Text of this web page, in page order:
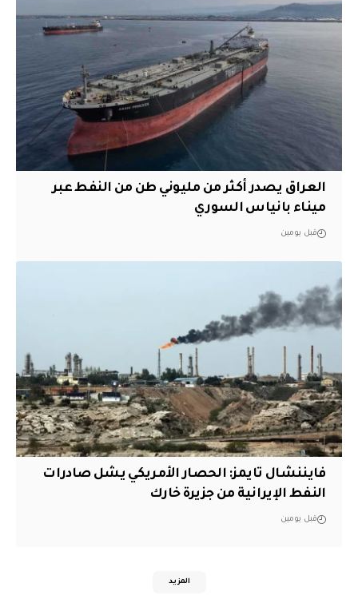
العراق يصدر أكثر من مليوني طن من النفط عبر
ميناء بانياس السوري
قبل يومين
فايننشال تايمز: الحصار الأمريكي يشل صادرات
النفط الإيرانية من جزيرة خارك
قبل يومين
المزيد